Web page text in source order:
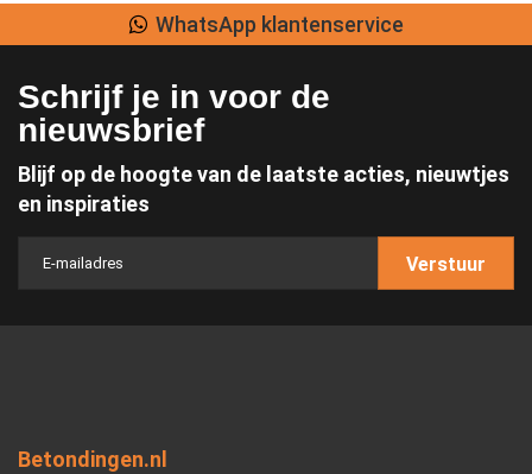
Lage verzendkosten
Schrijf je in voor de
nieuwsbrief
Blijf op de hoogte van de laatste acties, nieuwtjes
en inspiraties
Verstuur
Betondingen.nl